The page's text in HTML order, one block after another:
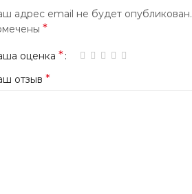
адрес email не будет опубликован.
*
оценка *
отзыв *